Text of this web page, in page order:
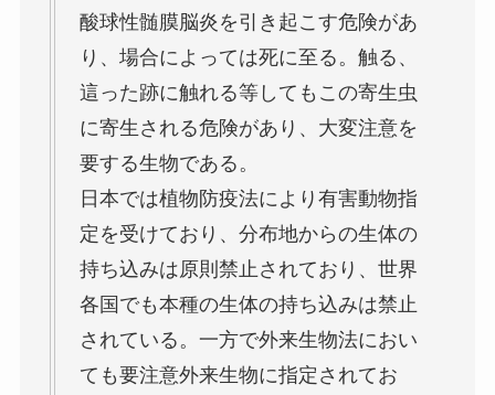
酸球性髄膜脳炎を引き起こす危険があ
り、場合によっては死に至る。触る、
這った跡に触れる等してもこの寄生虫
に寄生される危険があり、大変注意を
要する生物である。
日本では植物防疫法により有害動物指
定を受けており、分布地からの生体の
持ち込みは原則禁止されており、世界
各国でも本種の生体の持ち込みは禁止
されている。一方で外来生物法におい
ても要注意外来生物に指定されてお